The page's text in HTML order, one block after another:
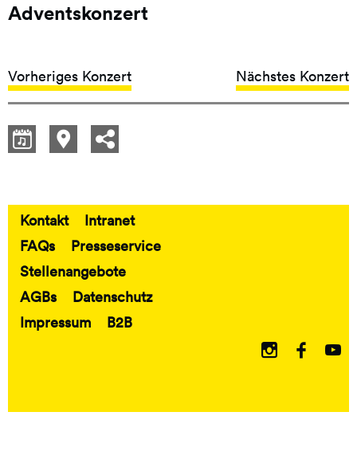
Adventskonzert
Vorheriges Konzert Nächstes Konzert
Fußbereich
Kontakt
Intranet
FAQs
Presseservice
Stellenangebote
AGBs
Datenschutz
Impressum
B2B